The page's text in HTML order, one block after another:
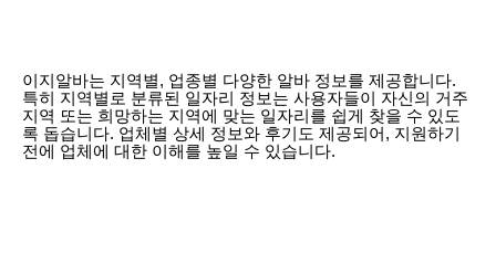
이지알바는 지역별, 업종별 다양한 알바 정보를 제공합니다.
특히 지역별로 분류된 일자리 정보는 사용자들이 자신의 거주
지역 또는 희망하는 지역에 맞는 일자리를 쉽게 찾을 수 있도
록 돕습니다. 업체별 상세 정보와 후기도 제공되어, 지원하기
전에 업체에 대한 이해를 높일 수 있습니다.